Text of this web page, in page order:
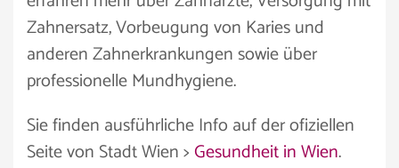
Zahnersatz, Vorbeugung von Karies und
anderen Zahnerkrankungen sowie über
professionelle Mundhygiene.
Sie finden ausführliche Info auf der ofiziellen
Seite von Stadt Wien >Gesundheit in Wien.